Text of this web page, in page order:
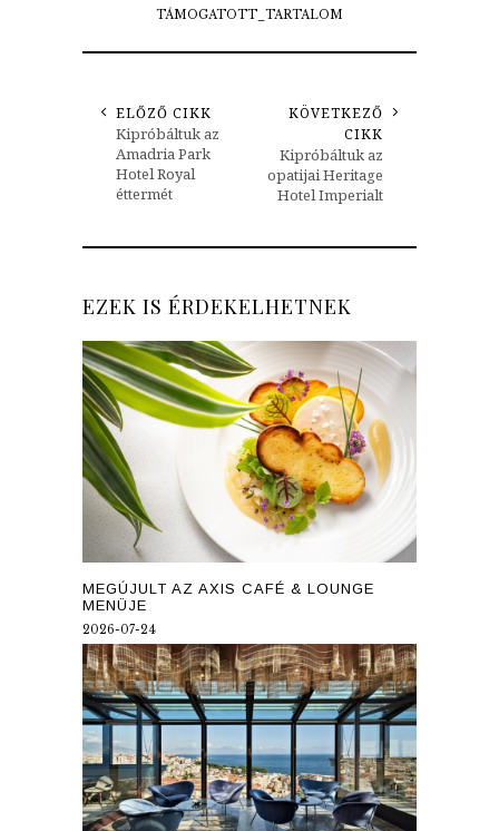
TÁMOGATOTT_TARTALOM
ELŐZŐ CIKK
Kipróbáltuk az
Amadria Park
Hotel Royal
éttermét
KÖVETKEZŐ
CIKK
Kipróbáltuk az
opatijai Heritage
Hotel Imperialt
EZEK IS ÉRDEKELHETNEK
MEGÚJULT AZ AXIS CAFÉ & LOUNGE
MENÜJE
2026-07-24